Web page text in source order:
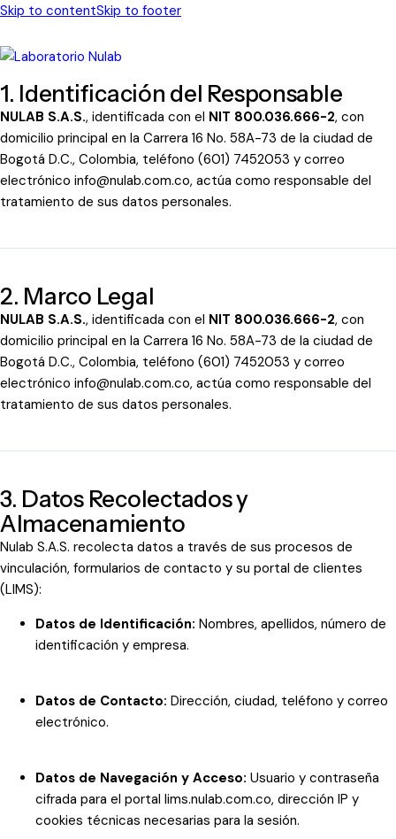
Skip to contentSkip to footer
1. Identificación del Responsable
NULAB S.A.S., identificada con el NIT 800.036.666-2, con
domicilio principal en la Carrera 16 No. 58A-73 de la ciudad de
Bogotá D.C., Colombia, teléfono (601) 7452053 y correo
electrónico info@nulab.com.co, actúa como responsable del
tratamiento de sus datos personales.
2. Marco Legal
NULAB S.A.S., identificada con el NIT 800.036.666-2, con
domicilio principal en la Carrera 16 No. 58A-73 de la ciudad de
Bogotá D.C., Colombia, teléfono (601) 7452053 y correo
electrónico info@nulab.com.co, actúa como responsable del
tratamiento de sus datos personales.
3. Datos Recolectados y
Almacenamiento
Nulab S.A.S. recolecta datos a través de sus procesos de
vinculación, formularios de contacto y su portal de clientes
(LIMS):
Datos de Identificación: Nombres, apellidos, número de
identificación y empresa.
Datos de Contacto: Dirección, ciudad, teléfono y correo
electrónico.
Datos de Navegación y Acceso: Usuario y contraseña
cifrada para el portal lims.nulab.com.co, dirección IP y
cookies técnicas necesarias para la sesión.